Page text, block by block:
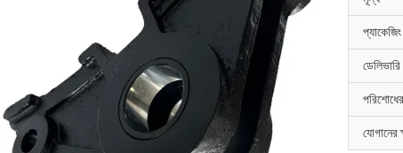
যোগানের